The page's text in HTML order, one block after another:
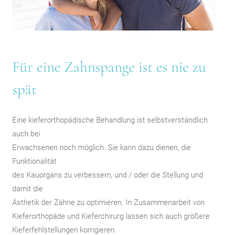
Für eine Zahnspange ist es nie zu
spät
Eine kieferorthopädische Behandlung ist selbstverständlich
auch bei
Erwachsenen noch möglich. Sie kann dazu dienen, die
Funktionalität
des Kauorgans zu verbessern, und / oder die Stellung und
damit die
Ästhetik der Zähne zu optimieren. In Zusammenarbeit von
Kieferorthopäde und Kieferchirurg lassen sich auch größere
Kieferfehlstellungen korrigieren.